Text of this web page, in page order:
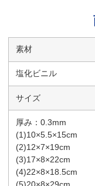
素材
塩化ビニル
サイズ
厚み：0.3mm
(1)10×5.5×15cm
(2)12×7×19cm
(3)17×8×22cm
(4)22×8×18.5cm
(5)20×8×29cm